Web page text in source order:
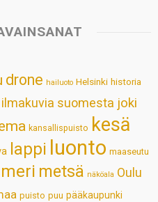
e
n
e
s
t
l
drone hailuoto Helsinki historia
ilmakuvia suomesta joki
kansallispuisto kesä
lappi luonto maaseutu
meri metsä näköala Oulu
puisto puu pääkaupunki